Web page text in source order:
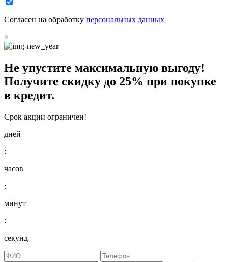
Согласен на обработку персональных данных
×
Не упустите максимальную выгоду!
Получите скидку до 25% при покупке
в кредит.
Срок акции ограничен!
дней
:
часов
:
минут
:
секунд